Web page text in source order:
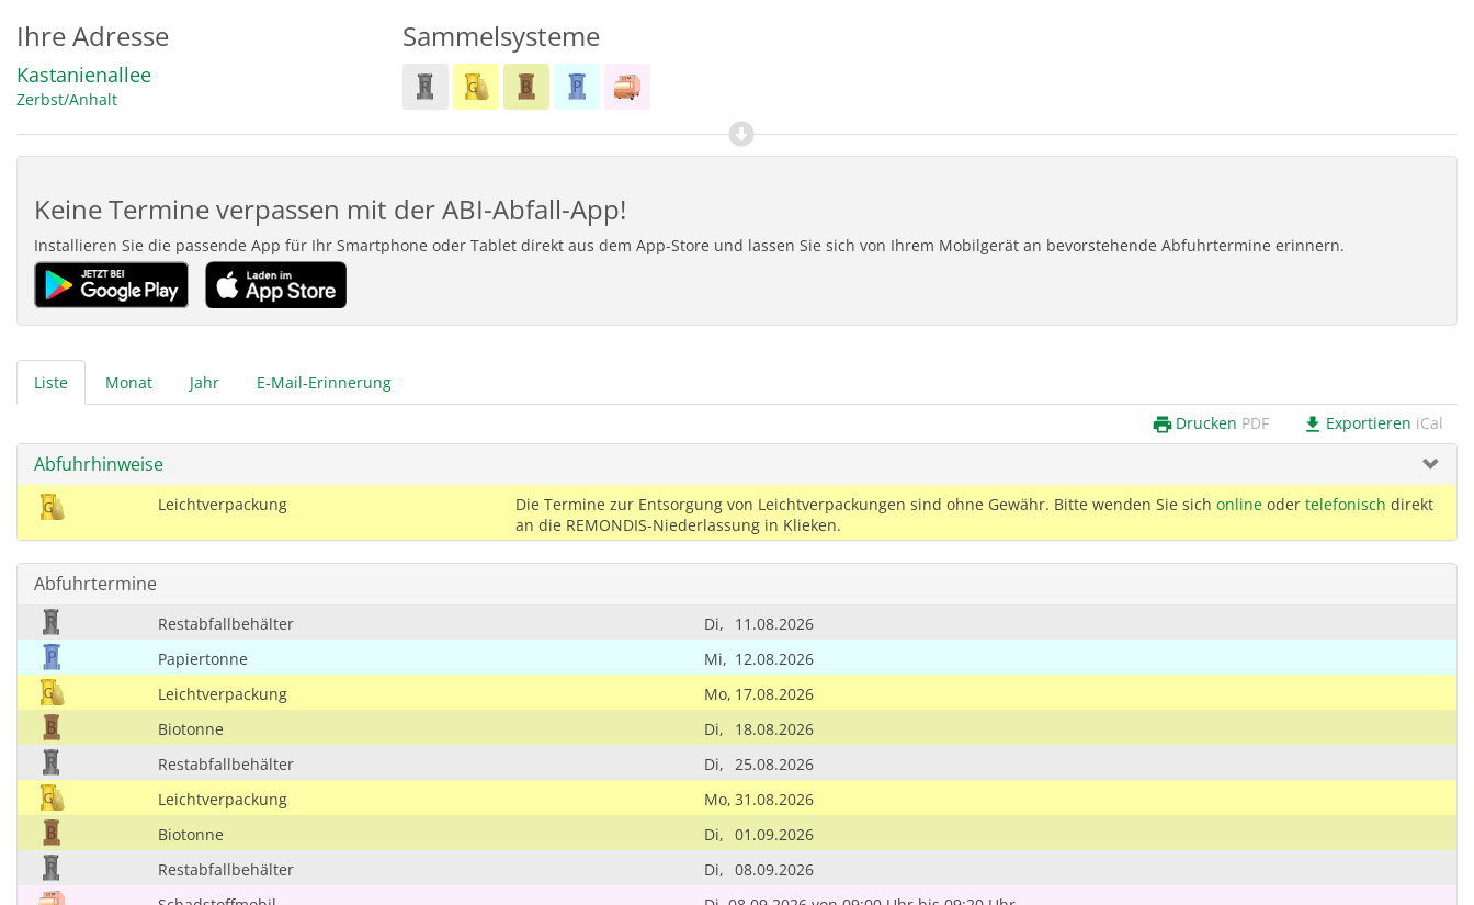
Ihre Adresse
Kastanienallee
Zerbst/Anhalt
Sammelsysteme
Keine Termine verpassen mit der ABI-Abfall-App!
Installieren Sie die passende App für Ihr Smartphone oder Tablet direkt aus dem App-Store und lassen Sie sich von Ihrem Mobilgerät an bevorstehende Abfuhrtermine erinnern.
Liste Monat Jahr E-Mail-Erinnerung
print Drucken PDF download Exportieren iCal
Abfuhrhinweise
Leichtverpackung Die Termine zur Entsorgung von Leichtverpackungen sind ohne Gewähr. Bitte wenden Sie sich onlineoder telefonisch direkt
an die REMONDIS-Niederlassung in Klieken.
Abfuhrtermine
Restabfallbehälter Di,
11.08.2026
Papiertonne
Mi, 12.08.2026
Leichtverpackung
Mo, 17.08.2026
Biotonne
Di,
18.08.2026
Restabfallbehälter
Di, 25.08.2026
Leichtverpackung
Mo, 31.08.2026
Biotonne
Di, 01.09.2026
Restabfallbehälter
Di, 08.09.2026